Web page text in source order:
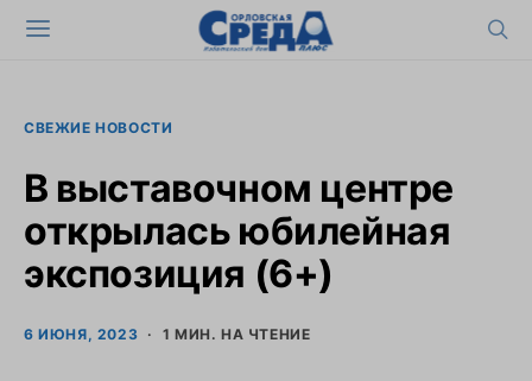
СВЕЖИЕ НОВОСТИ
В выставочном центре
открылась юбилейная
экспозиция (6+)
6 ИЮНЯ, 2023 1 МИН. НА ЧТЕНИЕ